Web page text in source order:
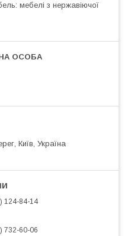
мебелі з нержавіючої
Київ, Україна
124-84-14
732-60-06